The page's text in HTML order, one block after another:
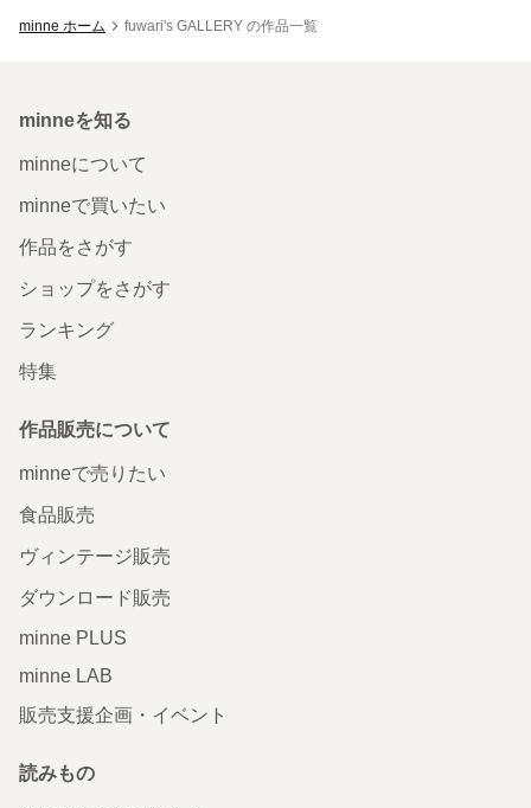
minne ホーム fuwari's GALLERY の作品一覧
minneを知る
minneについて
minneで買いたい
作品をさがす
ショップをさがす
ランキング
特集
作品販売について
minneで売りたい
食品販売
ヴィンテージ販売
ダウンロード販売
minne PLUS
minne LAB
販売支援企画・イベント
読みもの